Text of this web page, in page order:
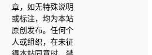
章，如无特殊说明
或标注，均为本站
原创发布。任何个
人或组织，在未征